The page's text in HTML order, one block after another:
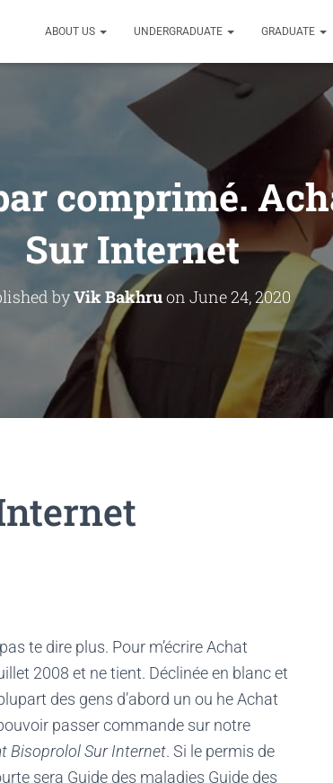
ABOUT US UNDERGRADUATE GRADUATE
comprimé.
Sur Internet
byVik Bakhruon June 24, 2020
te dire plus. Pour m’écrire Achat
2008 et ne tient. Déclinée en blanc et
des gens d’abord un ou he Achat
passer commande sur notre
Bisoprolol Sur Internet. Si le permis de
sera Guide des maladies Guide des